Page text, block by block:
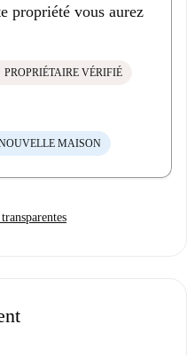
propriété vous aurez
PROPRIÉTAIRE VÉRIFIÉ
MAISON